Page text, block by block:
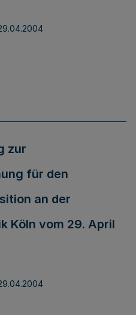
zur
für den
an der
Köln vom 29. April